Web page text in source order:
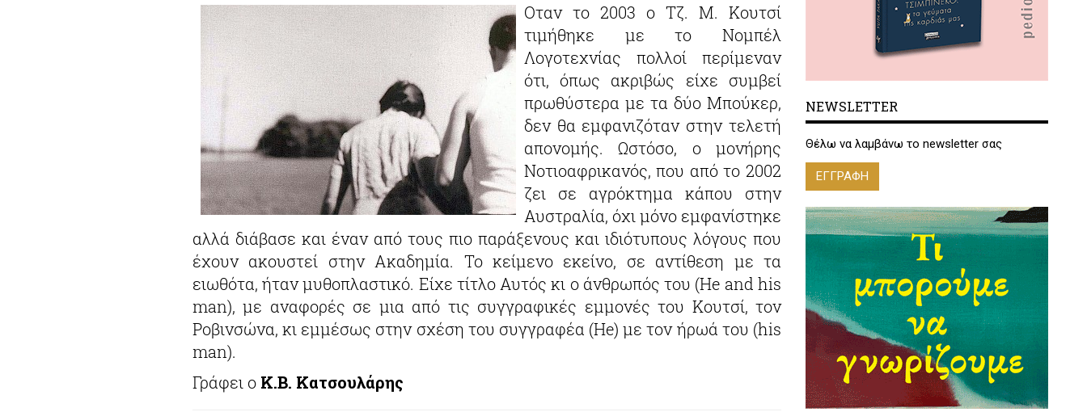
Οταν το 2003 ο Τζ. Μ. Κουτσί
τιμήθηκε με το Νομπέλ
Λογοτεχνίας πολλοί περίμεναν
ότι, όπως ακριβώς είχε συμβεί
πρωθύστερα με τα δύο Μπούκερ,
δεν θα εμφανιζόταν στην τελετή
απονομής. Ωστόσο, ο μονήρης
Νοτιοαφρικανός, που από το 2002
ζει σε αγρόκτημα κάπου στην
Αυστραλία, όχι μόνο εμφανίστηκε
αλλά διάβασε και έναν από τους πιο παράξενους και ιδιότυπους λόγους που
έχουν ακουστεί στην Ακαδημία. Το κείμενο εκείνο, σε αντίθεση με τα
ειωθότα, ήταν μυθοπλαστικό. Είχε τίτλο Αυτός κι ο άνθρωπός του (He and his
man), με αναφορές σε μια από τις συγγραφικές εμμονές του Κουτσί, τον
Ροβινσώνα, κι εμμέσως στην σχέση του συγγραφέα (He) με τον ήρωά του (his
man).
Γράφει ο Κ.Β. Κατσουλάρης
NEWSLETTER
Θέλω να λαμβάνω το newsletter σας
ΕΓΓΡΑΦΗ